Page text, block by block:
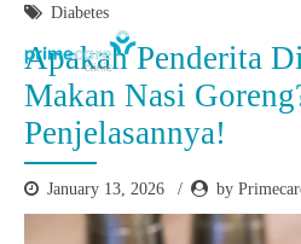
Diabetes
Apakah Penderita
Makan Nasi
Penjelasannya!
January 13, 2026 by